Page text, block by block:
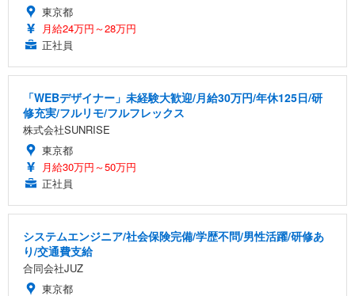
東京都
月給24万円～28万円
正社員
「WEBデザイナー」未経験大歓迎/月給30万円/年休125日/研
修充実/フルリモ/フルフレックス
株式会社SUNRISE
東京都
月給30万円～50万円
正社員
システムエンジニア/社会保険完備/学歴不問/男性活躍/研修あ
り/交通費支給
合同会社JUZ
東京都